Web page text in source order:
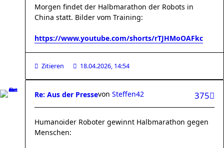
Morgen findet der Halbmarathon der Robots in
China statt. Bilder vom Training:
https://www.youtube.com/shorts/rTJHMoOAFkc
Zitieren 18.04.2026, 14:54
Re: Aus der Presse 375
von Steffen42
Humanoider Roboter gewinnt Halbmarathon gegen
Menschen: